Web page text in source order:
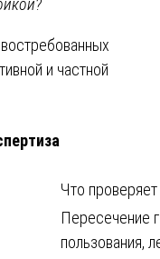
и частной
Что
Пересечение
пользования,